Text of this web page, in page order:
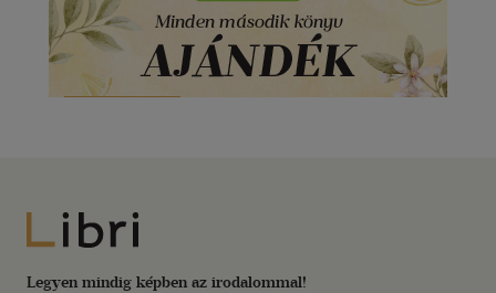
Libri
Legyen mindig képben az irodalommal!